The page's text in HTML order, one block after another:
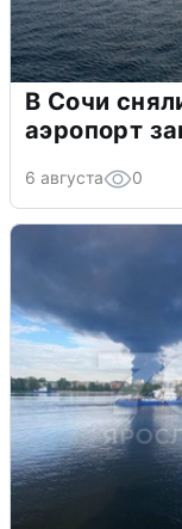
В Сочи
аэропорт
6 августа 0